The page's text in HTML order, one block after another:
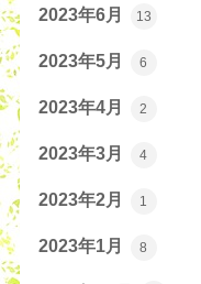
2023年6月 13
2023年5月 6
2023年4月 2
2023年3月 4
2023年2月 1
2023年1月 8